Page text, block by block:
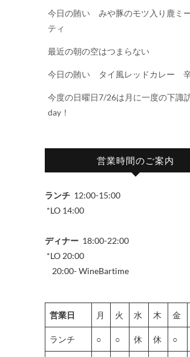
今日の賄い みや豚のモツ入り鹿ミ
ティ
最近の朝の空はつまらない
今日の賄い タイ風レッドカレー
今度の日曜日7/26は月に一度の下諏
day！
営業時間のご案内
ランチ 12:00-15:00
*LO 14:00
ディナー 18:00-22:00
*LO 20:00
20:00- WineBartime
営業日 月 火 水 木 金
ランチ ○ ○ 休 休 ○